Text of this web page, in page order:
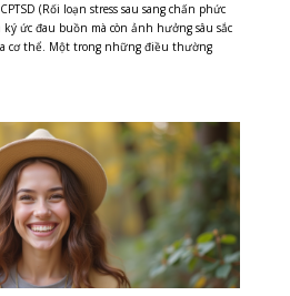
CPTSD (Rối loạn stress sau sang chấn phức
ức đau buồn mà còn ảnh hưởng sâu sắc
cơ thể. Một trong những điều thường